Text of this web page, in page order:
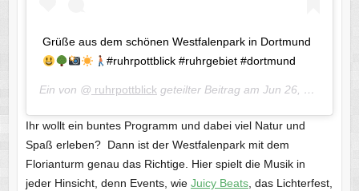
Grüße aus dem schönen Westfalenpark in Dortmund
#ruhrpottblick #ruhrgebiet #dortmund
Ein von @ ruhrpottblickgeteilter Beitrag am Jun 26, 2017 um 12:06 PDT
Ihr wollt ein buntes Programm und dabei viel Natur und
Spaß erleben? Dann ist der Westfalenpark mit dem
Florianturm genau das Richtige. Hier spielt die Musik in
jeder Hinsicht, denn Events, wie Juicy Beats, das Lichterfest,